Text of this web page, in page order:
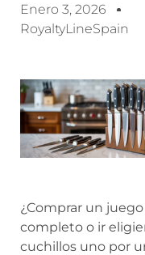
Enero 3, 2026
RoyaltyLineSpain
¿Comprar un juego
completo o ir
cuchillos uno por